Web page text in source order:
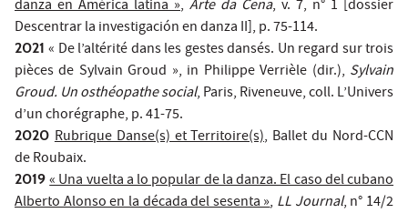
danza en América latina », Arte da Cena, v. 7, n° 1 [dossier
Descentrar la investigación en danza II], p. 75-114.
2021« De l’altérité dans les gestes dansés. Un regard sur trois
pièces de Sylvain Groud », in Philippe Verrièle (dir.), Sylvain
Groud. Un osthéopathe social, Paris, Riveneuve, coll. L’Univers
d’un chorégraphe, p. 41-75.
2020 Rubrique Danse(s) et Territoire(s), Ballet du Nord-CCN
de Roubaix.
2019« Una vuelta a lo popular de la danza. El caso del cubano
Alberto Alonso en la década del sesenta », LL Journal, n° 14/2